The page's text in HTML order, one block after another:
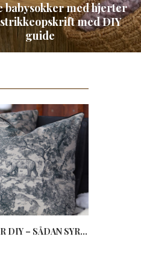
babysokker med hjerter
med DIY
guide
DIY – SÅDAN SYR...